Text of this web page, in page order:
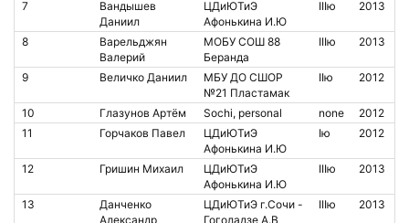
7
Вандышев
Даниил
ЦДиЮТиЭ
Афонькина И.Ю
IIIю 2013
8
Варельджян
Валерий
МОБУ СОШ 88
Беранда
IIIю 2013
9 Величко Даниил
МБУ ДО СШОР
№21 Пластамак
IIю 2012
10 Глазунов Артём Sochi, personal none
2012
11
Горчаков Павел
ЦДиЮТиЭ
Афонькина И.Ю
Iю 2012
12 Гришин Михаил
ЦДиЮТиЭ
Афонькина И.Ю
IIIю 2013
13
Данченко
Александр
ЦДиЮТиЭ г.Сочи -
Гоголадзе А.В
IIIю 2013